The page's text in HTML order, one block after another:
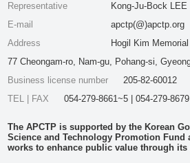
Representative
Kong-Ju-Bock LEE
E-mail
apctp(@)apctp.org
Address
Hogil Kim
77 Cheongam-ro, Nam-gu, Pohang-si,
Business license number
205-82-60012
TEL | FAX
054-279-8661~5 | 054-279-8679
The APCTP is supported by the Korean
Science and Technology Promotion Fund
works to enhance public value through its